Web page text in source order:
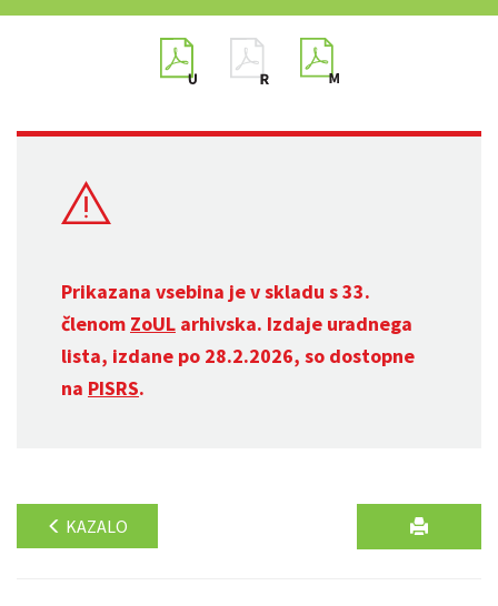
Prikazana vsebina je v skladu s 33.
členom ZoUL arhivska. Izdaje uradnega
lista, izdane po 28.2.2026, so dostopne
na PISRS.
KAZALO